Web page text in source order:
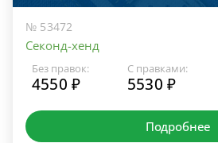
№ 53472
Секонд-хенд
Без правок:
4550 ₽
С правками:
5530 ₽
Подробнее